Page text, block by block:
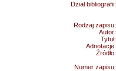
Dział bibliografii:
Rodzaj zapisu:
Autor:
Tytuł:
Adnotacje:
Źródło:
Numer zapisu: